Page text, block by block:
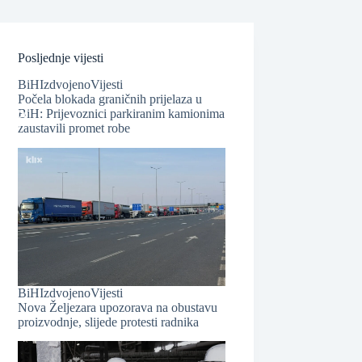
Posljednje vijesti
BiHIzdvojenoVijesti
Počela blokada graničnih prijelaza u
BiH: Prijevoznici parkiranim kamionima
zaustavili promet robe
BiHIzdvojenoVijesti
Nova Željezara upozorava na obustavu
proizvodnje, slijede protesti radnika
❆